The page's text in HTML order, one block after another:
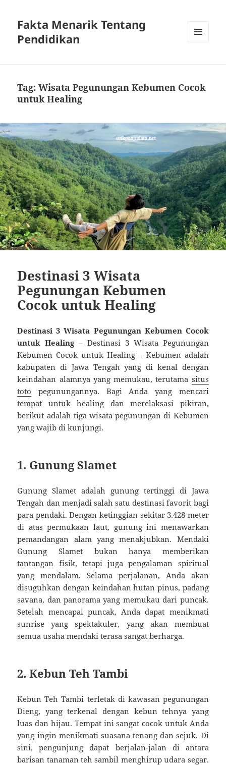
Fakta Menarik Tentang
Pendidikan
Tag:Wisata Pegunungan Kebumen Cocok
untuk Healing
Destinasi 3 Wisata
Pegunungan Kebumen
Cocok untuk Healing
Destinasi 3 Wisata Pegunungan Kebumen Cocok
untuk Healing– Destinasi 3 Wisata Pegunungan
Kebumen Cocok untuk Healing – Kebumen adalah
kabupaten di Jawa Tengah yang di kenal dengan
keindahan alamnya yang memukau, terutama situs
toto pegunungannya. Bagi Anda yang mencari
tempat untuk healing dan merelaksasi pikiran,
berikut adalah tiga wisata pegunungan di Kebumen
yang wajib di kunjungi.
1. Gunung Slamet
Gunung Slamet adalah gunung tertinggi di Jawa
Tengah dan menjadi salah satu destinasi favorit bagi
para pendaki. Dengan ketinggian sekitar 3.428 meter
di atas permukaan laut, gunung ini menawarkan
pemandangan alam yang menakjubkan. Mendaki
Gunung Slamet bukan hanya memberikan
tantangan fisik, tetapi juga pengalaman spiritual
yang mendalam. Selama perjalanan, Anda akan
disuguhkan dengan keindahan hutan pinus, padang
savana, dan panorama yang memukau dari puncak.
Setelah mencapai puncak, Anda dapat menikmati
sunrise yang spektakuler, yang akan membuat
semua usaha mendaki terasa sangat berharga.
2. Kebun Teh Tambi
Kebun Teh Tambi terletak di kawasan pegunungan
Dieng, yang terkenal dengan kebun tehnya yang
luas dan hijau. Tempat ini sangat cocok untuk Anda
yang ingin menikmati suasana tenang dan sejuk. Di
sini, pengunjung dapat berjalan-jalan di antara
barisan tanaman teh sambil menghirup udara segar.